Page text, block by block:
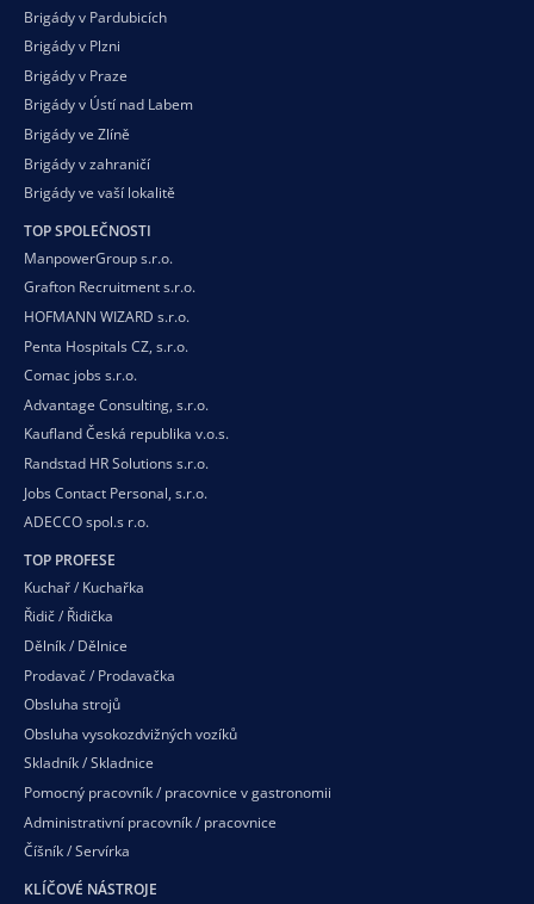
Brigády v Pardubicích
Brigády v Plzni
Brigády v Praze
Brigády v Ústí nad Labem
Brigády ve Zlíně
Brigády v zahraničí
Brigády ve vaší lokalitě
TOP SPOLEČNOSTI
ManpowerGroup s.r.o.
Grafton Recruitment s.r.o.
HOFMANN WIZARD s.r.o.
Penta Hospitals CZ, s.r.o.
Comac jobs s.r.o.
Advantage Consulting, s.r.o.
Kaufland Česká republika v.o.s.
Randstad HR Solutions s.r.o.
Jobs Contact Personal, s.r.o.
ADECCO spol.s r.o.
TOP PROFESE
Kuchař / Kuchařka
Řidič / Řidička
Dělník / Dělnice
Prodavač / Prodavačka
Obsluha strojů
Obsluha vysokozdvižných vozíků
Skladník / Skladnice
Pomocný pracovník / pracovnice v gastronomii
Administrativní pracovník / pracovnice
Číšník / Servírka
KLÍČOVÉ NÁSTROJE